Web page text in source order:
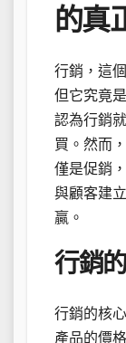
的真
行銷，這
但它究竟
認為行銷
買。然而
僅是促銷
與顧客建
贏。
行銷
行銷的核
產品的價